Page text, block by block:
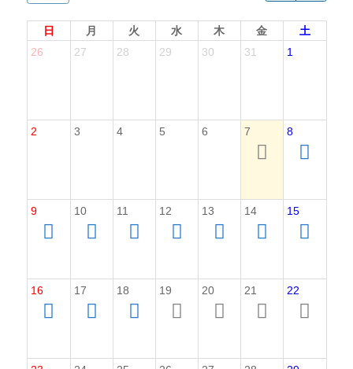
日 月 火 水 木 金
土
26
27 28 29 30 31 1
2 3 4 5 6 7 8
9 10 11 12 13 14 15
16 17 18 19 20 21 22